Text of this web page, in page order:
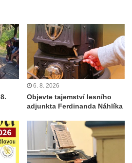
6. 8. 2026
Objevte tajemství lesního
adjunkta Ferdinanda Náhlíka